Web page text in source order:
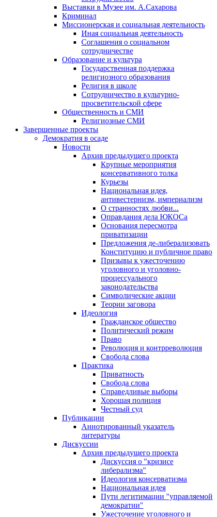
Выставки в Музее им. А.Сахарова
Криминал
Миссионерская и социальная деятельность
Иная социальная деятельность
Соглашения о социальном
сотрудничестве
Образование и культура
Государственная поддержка
религиозного образования
Религия в школе
Сотрудничество в культурно-
просветительской сфере
Общественность и СМИ
Религиозные СМИ
Завершенные проекты
Демократия в осаде
Новости
Архив предыдущего проекта
Крупные мероприятия
консервативного толка
Курьезы
Национальная идея,
антивестернизм, империализм
О странностях любви...
Оправдания дела ЮКОСа
Основания пересмотра
приватизации
Предложения де-либерализовать
Конституцию и публичное право
Призывы к ужесточению
уголовного и уголовно-
процессуального
законодательства
Символические акции
Теории заговора
Идеология
Гражданское общество
Политический режим
Право
Революция и контрреволюция
Свобода слова
Практика
Приватность
Свобода слова
Справедливые выборы
Хорошая полиция
Честный суд
Публикации
Аннотированный указатель
литературы
Дискуссии
Архив предыдущего проекта
Дискуссия о "кризисе
либерализма"
Идеология консерватизма
Национальная идея
Пути легитимации "управляемой
демократии"
Ужесточение уголовного и